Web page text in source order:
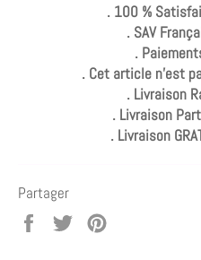
. 100 %
. SAV
.
. Cet article n'est
. Livraison
. Livraison
. Livraison
Partager
PartagerTweeter